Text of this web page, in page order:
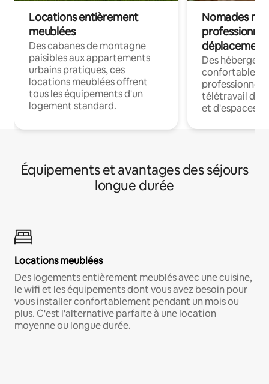
Locations entièrement
meublées
Des cabanes de montagne
paisibles aux appartements
urbains pratiques, ces
locations meublées offrent
tous les équipements d'un
logement standard.
Nomades
déplacement
Des
confortables
professionnels
télétravail
et d'espaces
Équipements et avantages des séjours
longue durée
Locations meublées
Des logements entièrement meublés avec une cuisine,
le wifi et les équipements dont vous avez besoin pour
vous installer confortablement pendant un mois ou
plus. C'est l'alternative parfaite à une location
moyenne ou longue durée.